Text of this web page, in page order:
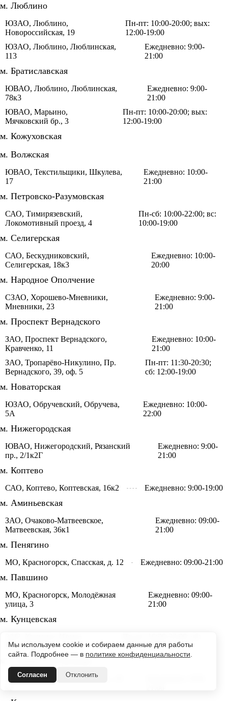
м. Люблино
ЮЗАО, Люблино,
Новороссийская, 19
Пн-пт: 10:00-20:00; вых:
12:00-19:00
ЮЗАО, Люблино, Люблинская,
113
Ежедневно: 9:00-
21:00
м. Братиславская
ЮВАО, Люблино, Люблинская,
78к3
Ежедневно: 9:00-
21:00
ЮВАО, Марьино,
Мячковский бр., 3
Пн-пт: 10:00-20:00; вых:
12:00-19:00
м. Кожуховская
м. Волжская
ЮВАО, Текстильщики, Шкулева,
17
Ежедневно: 10:00-
21:00
м. Петровско-Разумовская
САО, Тимирязевский,
Локомотивный проезд, 4
Пн-сб: 10:00-22:00; вс:
10:00-19:00
м. Селигерская
САО, Бескудниковский,
Селигерская, 18к3
Ежедневно: 10:00-
20:00
м. Народное Ополчение
СЗАО, Хорошево-Мневники,
Мневники, 23
Ежедневно: 9:00-
21:00
м. Проспект Вернадского
ЗАО, Проспект Вернадского,
Кравченко, 11
Ежедневно: 10:00-
21:00
ЗАО, Тропарёво-Никулино, Пр.
Вернадского, 39, оф. 5
Пн-пт: 11:30-20:30;
сб: 12:00-19:00
м. Новаторская
ЮЗАО, Обручевский, Обручева,
5А
Ежедневно: 10:00-
22:00
м. Нижегородская
ЮВАО, Нижегородский, Рязанский
пр., 2/1к2Г
Ежедневно: 9:00-
21:00
м. Коптево
САО, Коптево, Коптевская, 16к2 Ежедневно: 9:00-19:00
м. Аминьевская
ЗАО, Очаково-Матвеевское,
Матвеевская, 36к1
Ежедневно: 09:00-
21:00
м. Пенягино
МО, Красногорск, Спасская, д. 12 Ежедневно: 09:00-21:00
м. Павшино
МО, Красногорск, Молодёжная
улица, 3
Ежедневно: 09:00-
21:00
м. Кунцевская
Франко, 4к4
10:00-20:00
м. Славянский бульвар
ЗАО, Фили, Кастанаевская ул., 45
Мы используем cookie и собираем данные для работы
сайта. Подробнее — в политике конфиденциальности
Согласен Отклонить